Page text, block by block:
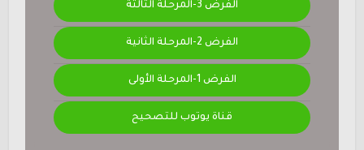
الفرض 3-المرحلة الثالثة
الفرض 2-المرحلة الثانية
الفرض 1-المرحلة الأولى
قناة يوتوب للتصحيح